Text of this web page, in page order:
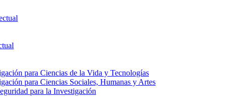
para Ciencias de la Vida y Tecnologías
para Ciencias Sociales, Humanas y Artes
para la Investigación